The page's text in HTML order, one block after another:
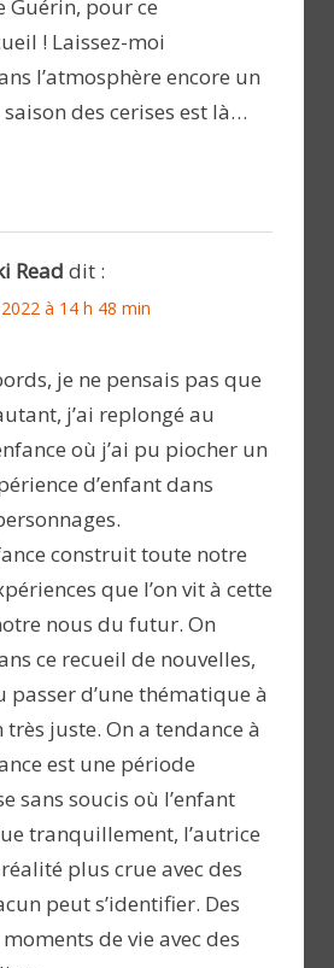
Guérin, pour ce
! Laissez-moi
l’atmosphère encore un
des cerises est là…
Read dit :
à 14 h 48 min
je ne pensais pas que
j’ai replongé au
où j’ai pu piocher un
d’enfant dans
construit toute notre
que l’on vit à cette
nous du futur. On
ce recueil de nouvelles,
passer d’une thématique à
très juste. On a tendance à
est une période
sans soucis où l’enfant
tranquillement, l’autrice
plus crue avec des
peut s’identifier. Des
de vie avec des